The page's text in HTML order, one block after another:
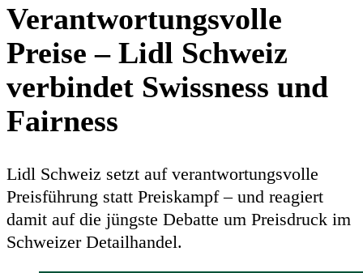
Verantwortungsvolle
Preise – Lidl Schweiz
verbindet Swissness und
Fairness
Lidl Schweiz setzt auf verantwortungsvolle
Preisführung statt Preiskampf – und reagiert
damit auf die jüngste Debatte um Preisdruck im
Schweizer Detailhandel.